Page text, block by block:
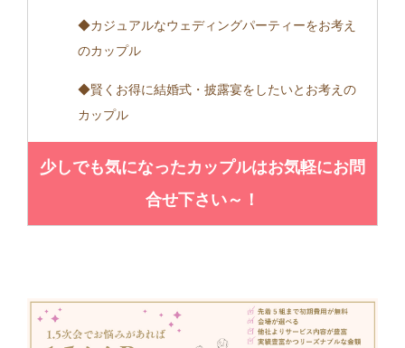
◆カジュアルなウェディングパーティーをお考え
のカップル
◆賢くお得に結婚式・披露宴をしたいとお考えの
カップル
少しでも気になったカップルはお気軽にお問
合せ下さい～！